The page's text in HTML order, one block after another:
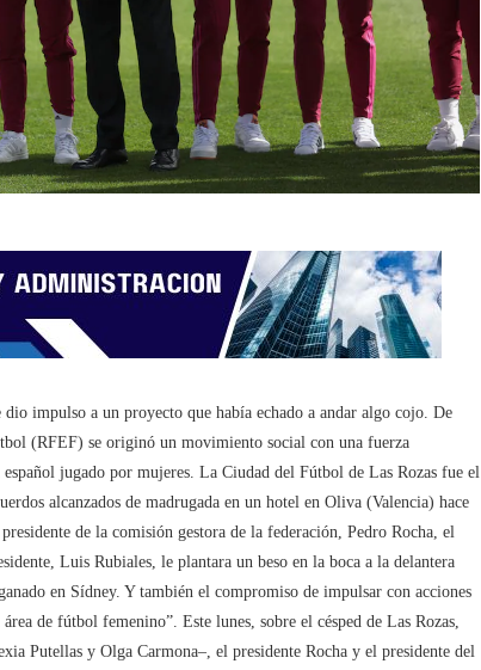
impulso a un proyecto que había echado a andar algo cojo. De
(RFEF) se originó un movimiento social con una fuerza
jugado por mujeres. La Ciudad del Fútbol de Las Rozas fue el
alcanzados de madrugada en un hotel en Oliva (Valencia) hace
de la comisión gestora de la federación, Pedro Rocha, el
Luis Rubiales, le plantara un beso en la boca a la delantera
en Sídney. Y también el compromiso de impulsar con acciones
de fútbol femenino”. Este lunes, sobre el césped de Las Rozas,
Putellas y Olga Carmona–, el presidente Rocha y el presidente del